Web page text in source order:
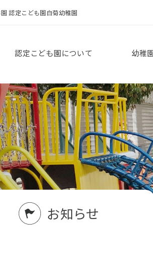
認定こども園白菊幼稚園
認定こども園について 幼稚
お知らせ